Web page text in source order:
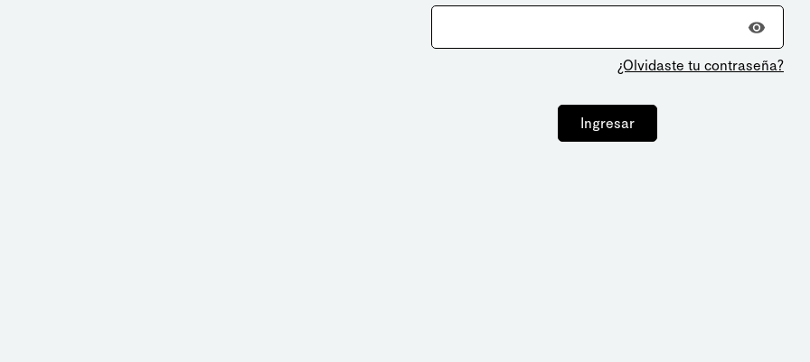
¿Olvidaste tu contraseña?
Ingresar